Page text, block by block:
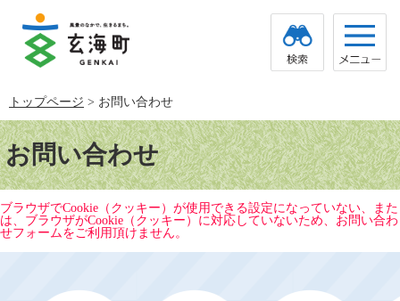
で
す。
ば
し
て
本
文
へ
トップページ > お問い合わせ
本
文お問い合わせ
ブラウザでCookie（クッキー）が使用できる設定になっていない、また
は、ブラウザがCookie（クッキー）に対応していないため、お問い合わ
せフォームをご利用頂けません。